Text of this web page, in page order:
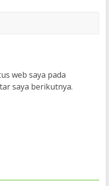
web saya pada
saya berikutnya.